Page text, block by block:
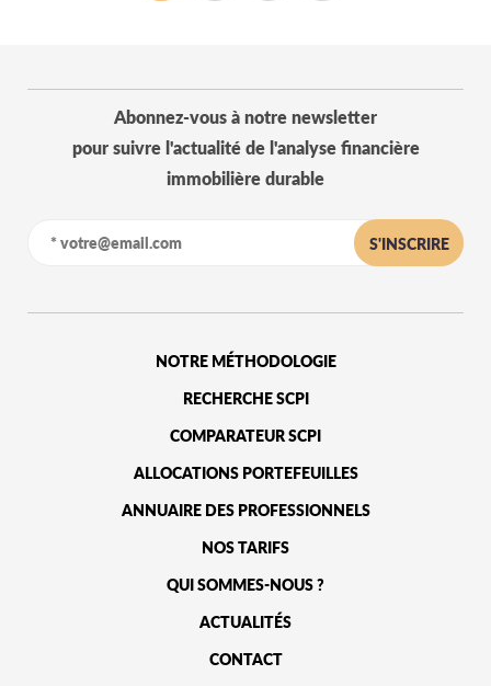
Abonnez-vous à notre newsletter
pour suivre l'actualité de l'analyse financière
immobilière durable
S'INSCRIRE
NOTRE MÉTHODOLOGIE
RECHERCHE SCPI
COMPARATEUR SCPI
ALLOCATIONS PORTEFEUILLES
ANNUAIRE DES PROFESSIONNELS
NOS TARIFS
QUI SOMMES-NOUS ?
ACTUALITÉS
CONTACT